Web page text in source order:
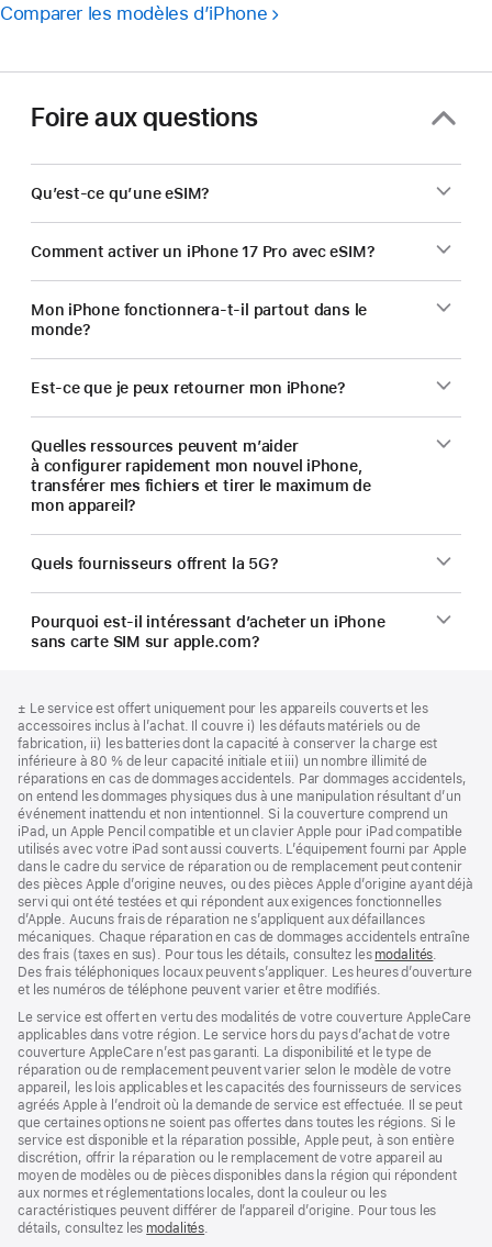
Comparer les modèles d’iPhone
Foire aux questions
Qu’est-ce qu’une eSIM?
Comment activer un iPhone 17 Pro avec eSIM?
Mon iPhone fonctionnera-t-il partout dans le
monde?
Est-ce que je peux retourner mon iPhone?
Quelles ressources peuvent m’aider
à configurer rapidement mon nouvel iPhone,
transférer mes fichiers et tirer le maximum de
mon appareil?
Quels fournisseurs offrent la 5G?
Pourquoi est-il intéressant d’acheter un iPhone
sans carte SIM sur apple.com?
de
page
de
bas
de
page
Note
de
bas
de
page
± Le service est offert uniquement pour les appareils couverts et les
accessoires inclus à l’achat. Il couvre i) les défauts matériels ou de
fabrication, ii) les batteries dont la capacité à conserver la charge est
inférieure à 80 % de leur capacité initiale et iii) un nombre illimité de
réparations en cas de dommages accidentels. Par dommages accidentels,
on entend les dommages physiques dus à une manipulation résultant d’un
événement inattendu et non intentionnel. Si la couverture comprend un
iPad, un Apple Pencil compatible et un clavier Apple pour iPad compatible
utilisés avec votre iPad sont aussi couverts. L’équipement fourni par Apple
dans le cadre du service de réparation ou de remplacement peut contenir
des pièces Apple d’origine neuves, ou des pièces Apple d’origine ayant déjà
servi qui ont été testées et qui répondent aux exigences fonctionnelles
d’Apple. Aucuns frais de réparation ne s’appliquent aux défaillances
mécaniques. Chaque réparation en cas de dommages accidentels entraîne
des frais (taxes en sus). Pour tous les détails, consultez les modalités
dans
fenêtre)
Des frais téléphoniques locaux peuvent s’appliquer. Les heures d’ouverture
et les numéros de téléphone peuvent varier et être modifiés.
Le service est offert en vertu des modalités de votre couverture AppleCare
applicables dans votre région. Le service hors du pays d’achat de votre
couverture AppleCare n’est pas garanti. La disponibilité et le type de
réparation ou de remplacement peuvent varier selon le modèle de votre
appareil, les lois applicables et les capacités des fournisseurs de services
agréés Apple à l’endroit où la demande de service est effectuée. Il se peut
que certaines options ne soient pas offertes dans toutes les régions. Si le
service est disponible et la réparation possible, Apple peut, à son entière
discrétion, offrir la réparation ou le remplacement de votre appareil au
moyen de modèles ou de pièces disponibles dans la région qui répondent
aux normes et réglementations locales, dont la couleur ou les
caractéristiques peuvent différer de l’appareil d’origine. Pour tous les
détails, consultez les modalités(s’ouvre
.